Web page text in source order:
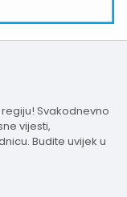
Svakodnevno
vijesti,
Budite uvijek u